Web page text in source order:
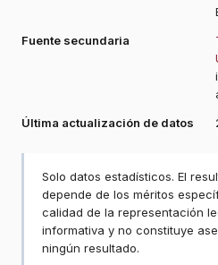
Fuente secundaria
Última actualización de datos
Solo datos estadísticos. El
depende de los méritos
calidad de la representación
informativa y no constituye
ningún resultado.